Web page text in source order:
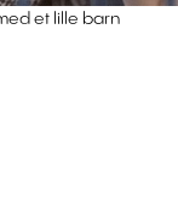
et lille barn